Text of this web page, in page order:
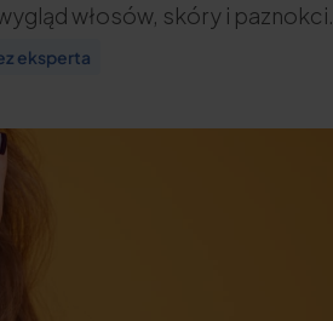
włosów, skóry i paznokci.
eksperta